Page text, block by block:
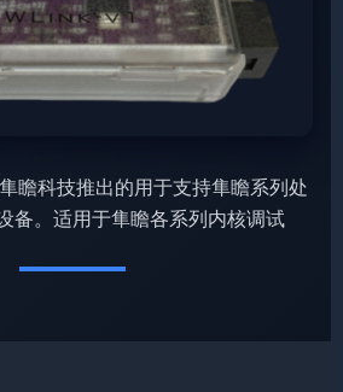
瞻科技推出的用于支持隼瞻系列处
备。适用于隼瞻各系列内核调试